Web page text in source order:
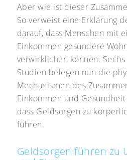
Aber wie ist dieser
So verweist eine Erklärung
darauf, dass Menschen mit
Einkommen gesündere
verwirklichen können.
Studien belegen nun die
Mechanismen des
Einkommen und
dass Geldsorgen zu
führen.
Geldsorgen führen zu